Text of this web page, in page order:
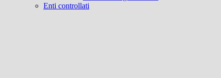
Enti controllati